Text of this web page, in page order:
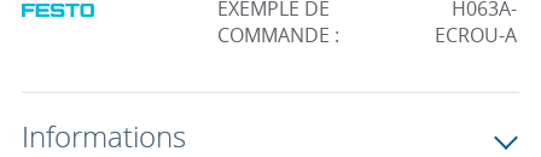
EXEMPLE DE
COMMANDE :
H063A-
ECROU-A
Informations